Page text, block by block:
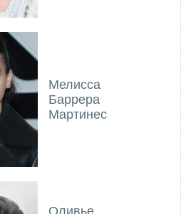
Мелисса
Баррера
Мартинес
Оливье